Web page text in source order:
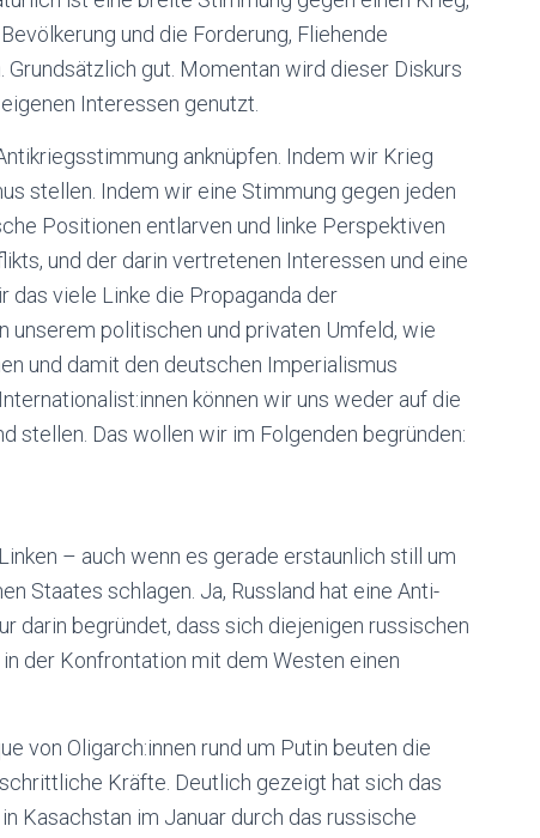
und die Forderung, Fliehende
gut. Momentan wird dieser Diskurs
Interessen genutzt.
anknüpfen. Indem wir Krieg
stellen. Indem wir eine Stimmung gegen jeden
Positionen entlarven und linke Perspektiven
und der darin vertretenen Interessen und eine
das viele Linke die Propaganda der
unserem politischen und privaten Umfeld, wie
und damit den deutschen Imperialismus
können wir uns weder auf die
stellen. Das wollen wir im Folgenden begründen:
– auch wenn es gerade erstaunlich still um
Staates schlagen. Ja, Russland hat eine Anti-
darin begründet, dass sich diejenigen russischen
der Konfrontation mit dem Westen einen
von Oligarch:innen rund um Putin beuten die
Kräfte. Deutlich gezeigt hat sich das
Kasachstan im Januar durch das russische